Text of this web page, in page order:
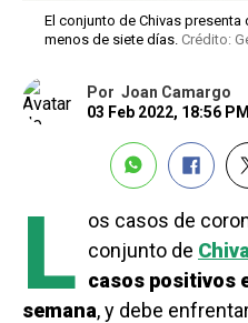
El conjunto de Chivas
menos de siete días. Crédito:
Por Joan Camargo
03 Feb 2022, 18:56
L os casos de
conjunto de
casos positivos
semana, y debe